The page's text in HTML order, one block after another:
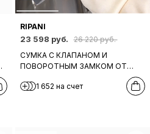
RIPANI
23 598 руб.
26 220 руб.
СУМКА С КЛАПАНОМ И
ПОВОРОТНЫМ ЗАМКОМ ОТ
НУБУКА С ТИСНЕНИЕМ
1 652 на счет